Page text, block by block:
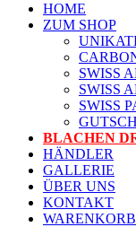
HOME
ZUM SHOP
SWISS
SWISS
SWISS
BLACHEN
HÄNDLER
GALLERIE
ÜBER UNS
KONTAKT
WARENKORB